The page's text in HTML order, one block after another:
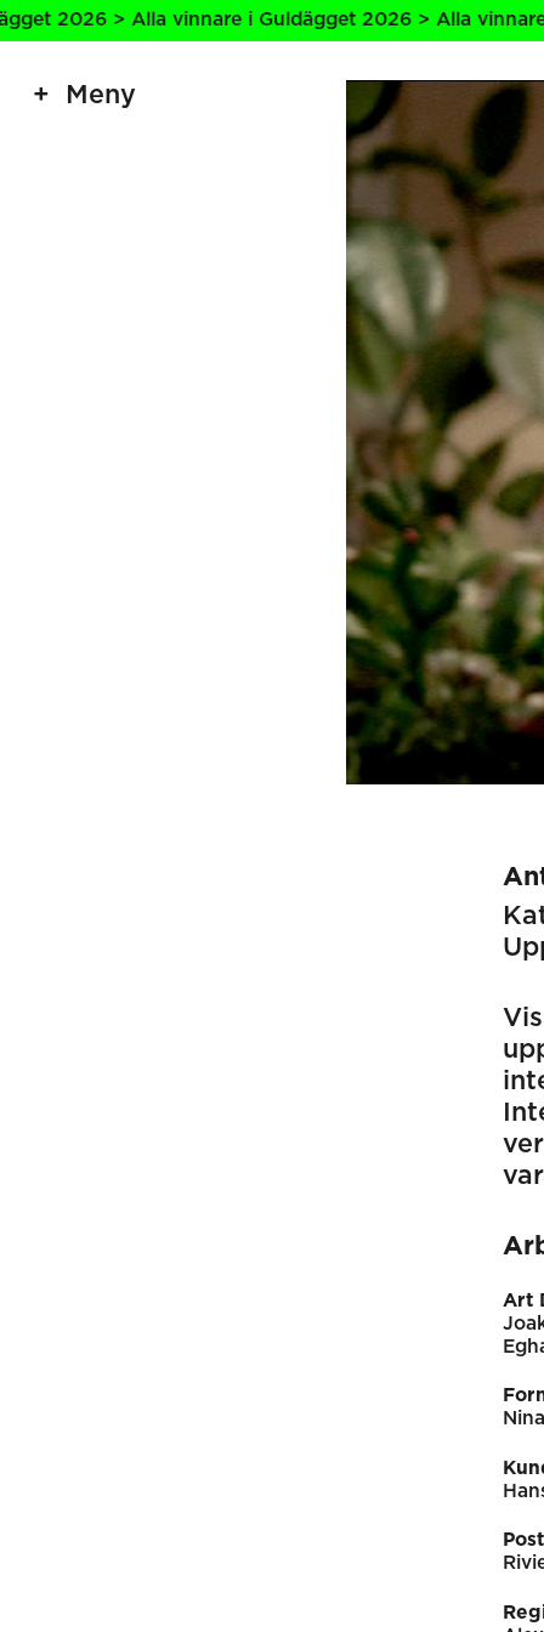
i Guldägget 2026 > Alla vinnare i Guldägget
Meny
Art